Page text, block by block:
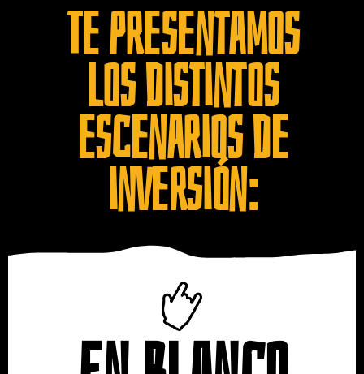
Te presentamos
los distintos
escenarios de
inversión: